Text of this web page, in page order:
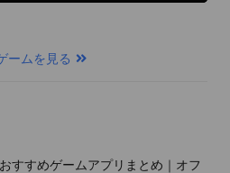
ームを見る
すすめゲームアプリまとめ｜オフ